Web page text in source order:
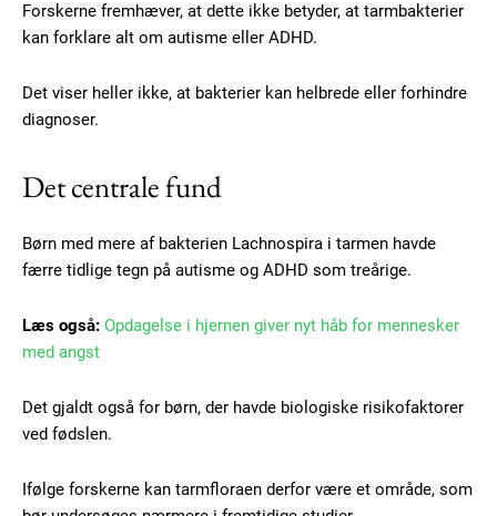
Forskerne fremhæver, at dette ikke betyder, at tarmbakterier
kan forklare alt om autisme eller ADHD.
Det viser heller ikke, at bakterier kan helbrede eller forhindre
diagnoser.
Det centrale fund
Børn med mere af bakterien Lachnospira i tarmen havde
færre tidlige tegn på autisme og ADHD som treårige.
Læs også: Opdagelse i hjernen giver nyt håb for mennesker
med angst
Det gjaldt også for børn, der havde biologiske risikofaktorer
ved fødslen.
Ifølge forskerne kan tarmfloraen derfor være et område, som